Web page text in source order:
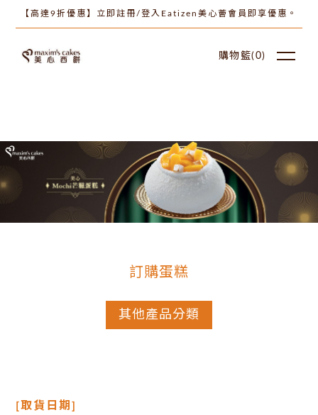
【高達9折優惠】立即註冊/登入Eatizen美心薈會員即享優惠。
購物籃( 0)
訂購蛋糕
其他產品分類
[取貨日期]